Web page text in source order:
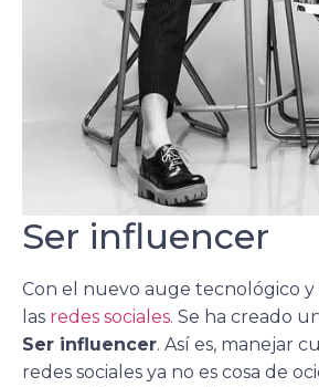
Ser influencer
Con el nuevo auge tecnológico
las redes sociales. Se ha creado
Ser influencer. Así es, manejar
redes sociales ya no es cosa de